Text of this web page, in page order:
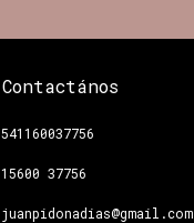
Contactános
541160037756
15600 37756
juanpidonadias@gmail.com